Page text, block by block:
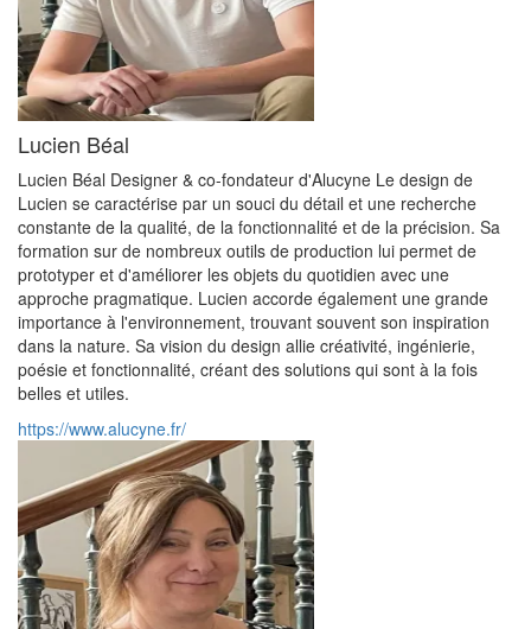
Lucien Béal
Lucien Béal Designer & co-fondateur d'Alucyne Le design de
Lucien se caractérise par un souci du détail et une recherche
constante de la qualité, de la fonctionnalité et de la précision. Sa
formation sur de nombreux outils de production lui permet de
prototyper et d'améliorer les objets du quotidien avec une
approche pragmatique. Lucien accorde également une grande
importance à l'environnement, trouvant souvent son inspiration
dans la nature. Sa vision du design allie créativité, ingénierie,
poésie et fonctionnalité, créant des solutions qui sont à la fois
belles et utiles.
https://www.alucyne.fr/